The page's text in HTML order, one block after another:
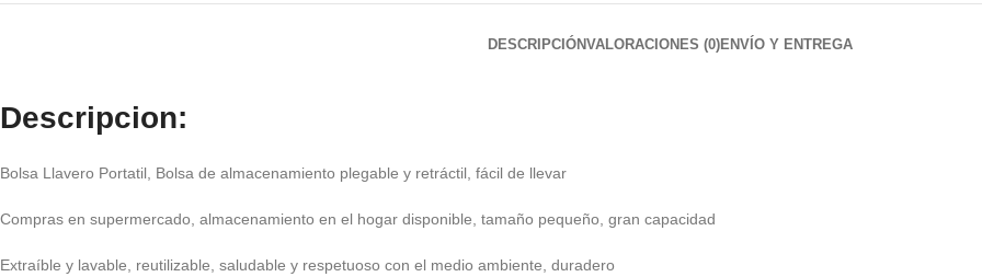
DESCRIPCIÓNVALORACIONES (0)ENVÍO Y ENTREGA
Descripcion:
Bolsa Llavero Portatil, Bolsa de almacenamiento plegable y retráctil, fácil de llevar
Compras en supermercado, almacenamiento en el hogar disponible, tamaño pequeño, gran capacidad
Extraíble y lavable, reutilizable, saludable y respetuoso con el medio ambiente, duradero